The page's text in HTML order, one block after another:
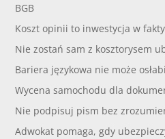
BGB
Koszt opinii to inwestycja w
Nie zostań sam z kosztorysem
Bariera językowa nie może
Wycena samochodu dla
Nie podpisuj pism bez
Adwokat pomaga, gdy